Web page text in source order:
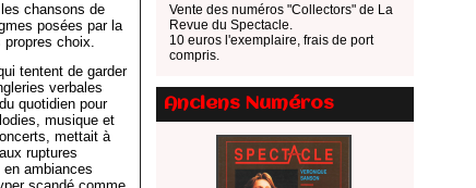
chansons de
posées par la
choix.
tentent de garder
verbales
quotidien pour
musique et
mettait à
ruptures
ambiances
Dispositif ARTCENA Écrire
pour le cirque, les lauréats 2026 !
20/06/2026
Le palmarès des prix SACD
2026
Les 10 lauréats du Fonds
Grandes Formes Théâtre 2026
Vente des numéros "Collectors" de La
Revue du Spectacle.
10 euros l'exemplaire, frais de port
compris.
Anciens Numéros